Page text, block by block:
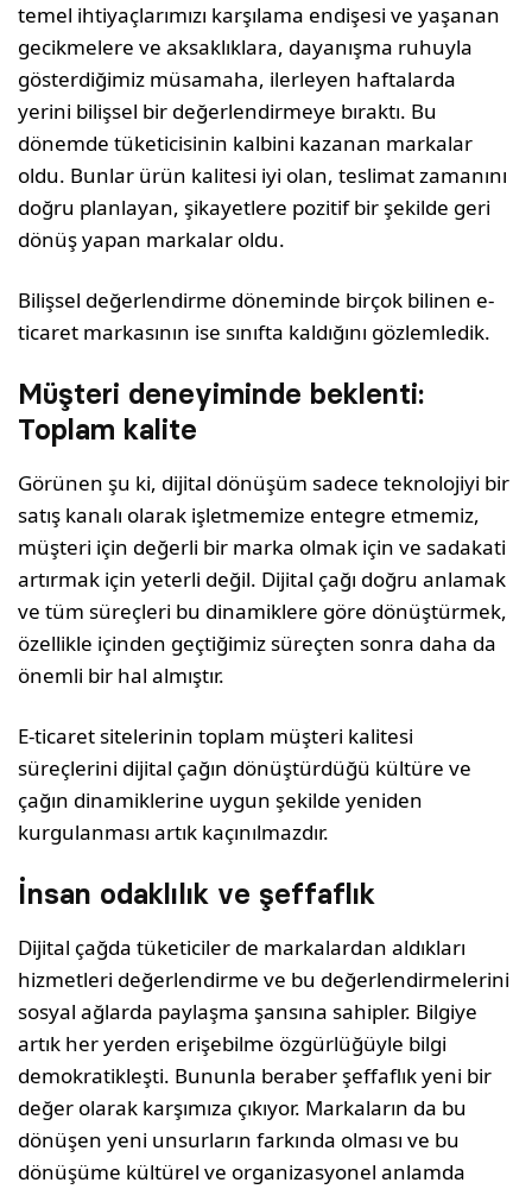
temel ihtiyaçlarımızı karşılama endişesi ve yaşanan
gecikmelere ve aksaklıklara, dayanışma ruhuyla
gösterdiğimiz müsamaha, ilerleyen haftalarda
yerini bilişsel bir değerlendirmeye bıraktı. Bu
dönemde tüketicisinin kalbini kazanan markalar
oldu. Bunlar ürün kalitesi iyi olan, teslimat zamanını
doğru planlayan, şikayetlere pozitif bir şekilde geri
dönüş yapan markalar oldu.
Bilişsel değerlendirme döneminde birçok bilinen e-
ticaret markasının ise sınıfta kaldığını gözlemledik.
Müşteri deneyiminde beklenti:
Toplam kalite
Görünen şu ki, dijital dönüşüm sadece teknolojiyi bir
satış kanalı olarak işletmemize entegre etmemiz,
müşteri için değerli bir marka olmak için ve sadakati
artırmak için yeterli değil. Dijital çağı doğru anlamak
ve tüm süreçleri bu dinamiklere göre dönüştürmek,
özellikle içinden geçtiğimiz süreçten sonra daha da
önemli bir hal almıştır.
E-ticaret sitelerinin toplam müşteri kalitesi
süreçlerini dijital çağın dönüştürdüğü kültüre ve
çağın dinamiklerine uygun şekilde yeniden
kurgulanması artık kaçınılmazdır.
İnsan odaklılık ve şeffaflık
Dijital çağda tüketiciler de markalardan aldıkları
hizmetleri değerlendirme ve bu değerlendirmelerini
sosyal ağlarda paylaşma şansına sahipler. Bilgiye
artık her yerden erişebilme özgürlüğüyle bilgi
demokratikleşti. Bununla beraber şeffaflık yeni bir
değer olarak karşımıza çıkıyor. Markaların da bu
dönüşen yeni unsurların farkında olması ve bu
dönüşüme kültürel ve organizasyonel anlamda